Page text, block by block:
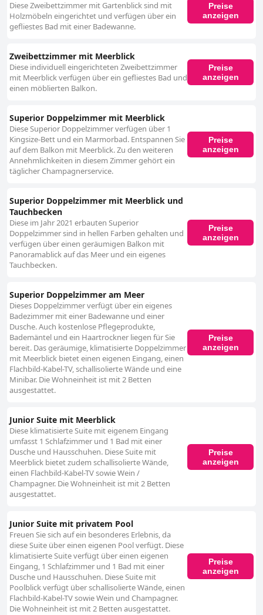
Diese Zweibettzimmer mit Gartenblick sind mit
Holzmöbeln eingerichtet und verfügen über ein
gefliestes Bad mit einer Badewanne.
Preise
anzeigen
Zweibettzimmer mit Meerblick
Diese individuell eingerichteten Zweibettzimmer
mit Meerblick verfügen über ein gefliestes Bad und
einen möblierten Balkon.
Preise
anzeigen
Superior Doppelzimmer mit Meerblick
Diese Superior Doppelzimmer verfügen über 1
Kingsize-Bett und ein Marmorbad. Entspannen Sie
auf dem Balkon mit Meerblick. Zu den weiteren
Annehmlichkeiten in diesem Zimmer gehört ein
täglicher Champagnerservice.
Preise
anzeigen
Superior Doppelzimmer mit Meerblick und
Tauchbecken
Diese im Jahr 2021 erbauten Superior
Doppelzimmer sind in hellen Farben gehalten und
verfügen über einen geräumigen Balkon mit
Panoramablick auf das Meer und ein eigenes
Tauchbecken.
Preise
anzeigen
Superior Doppelzimmer am Meer
Dieses Doppelzimmer verfügt über ein eigenes
Badezimmer mit einer Badewanne und einer
Dusche. Auch kostenlose Pflegeprodukte,
Bademäntel und ein Haartrockner liegen für Sie
bereit. Das geräumige, klimatisierte Doppelzimmer
mit Meerblick bietet einen eigenen Eingang, einen
Flachbild-Kabel-TV, schallisolierte Wände und eine
Minibar. Die Wohneinheit ist mit 2 Betten
ausgestattet.
Preise
anzeigen
Junior Suite mit Meerblick
Diese klimatisierte Suite mit eigenem Eingang
umfasst 1 Schlafzimmer und 1 Bad mit einer
Dusche und Hausschuhen. Diese Suite mit
Meerblick bietet zudem schallisolierte Wände,
einen Flachbild-Kabel-TV sowie Wein /
Champagner. Die Wohneinheit ist mit 2 Betten
ausgestattet.
Preise
anzeigen
Junior Suite mit privatem Pool
Freuen Sie sich auf ein besonderes Erlebnis, da
diese Suite über einen eigenen Pool verfügt. Diese
klimatisierte Suite verfügt über einen eigenen
Eingang, 1 Schlafzimmer und 1 Bad mit einer
Dusche und Hausschuhen. Diese Suite mit
Poolblick verfügt über schallisolierte Wände, einen
Flachbild-Kabel-TV sowie Wein und Champagner.
Die Wohneinheit ist mit 2 Betten ausgestattet.
Preise
anzeigen